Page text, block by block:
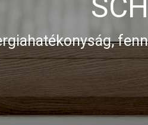
SCHÜCO
fenntarthatóság,